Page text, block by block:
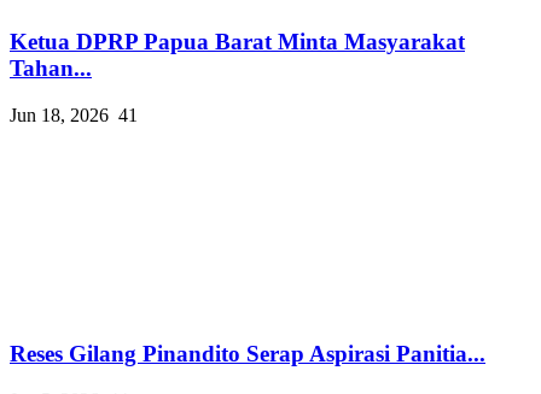
Ketua DPRP Papua Barat Minta Masyarakat
Tahan...
Jun 18, 2026 41
Reses Gilang Pinandito Serap Aspirasi Panitia...